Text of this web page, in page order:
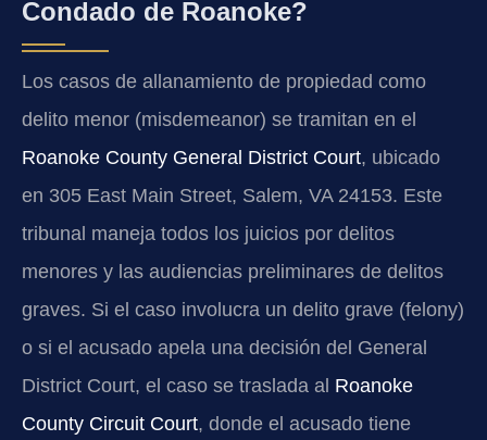
Condado de Roanoke?
Los casos de allanamiento de propiedad como
delito menor (misdemeanor) se tramitan en el
Roanoke County General District Court, ubicado
en 305 East Main Street, Salem, VA 24153. Este
tribunal maneja todos los juicios por delitos
menores y las audiencias preliminares de delitos
graves. Si el caso involucra un delito grave (felony)
o si el acusado apela una decisión del General
District Court, el caso se traslada al Roanoke
County Circuit Court, donde el acusado tiene